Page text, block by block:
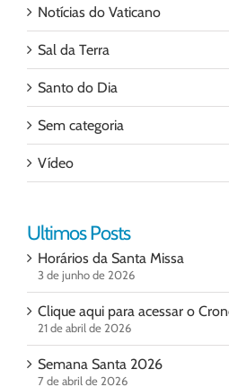
Notícias do Vaticano
Sal da Terra
Santo do Dia
Sem categoria
Vídeo
Ultimos Posts
Horários da Santa Missa
3 de junho de 2026
Clique aqui para acessar o
21 de abril de 2026
Semana Santa 2026
7 de abril de 2026